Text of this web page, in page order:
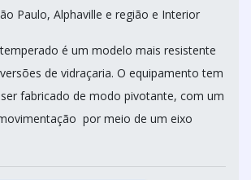
Paulo, Alphaville e região e Interior
é um modelo mais resistente
de vidraçaria. O equipamento tem
fabricado de modo pivotante, com um
por meio de um eixo